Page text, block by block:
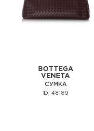
BOTTEGA
VENETA
СУМКА
ID: 48189